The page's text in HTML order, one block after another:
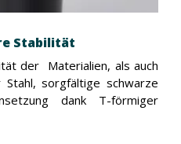
Stabilität
der Materialien, als auch
sorgfältige schwarze
dank T-förmiger